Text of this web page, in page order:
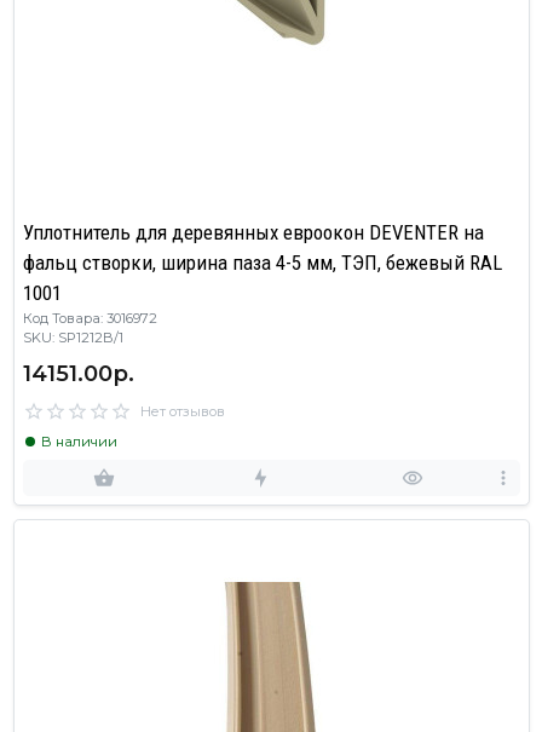
Уплотнитель для деревянных евроокон DEVENTER на
фальц створки, ширина паза 4-5 мм, ТЭП, бежевый RAL
1001
Код Товара: 3016972
SKU: SP1212B/1
14151.00р.
Нет отзывов
В наличии